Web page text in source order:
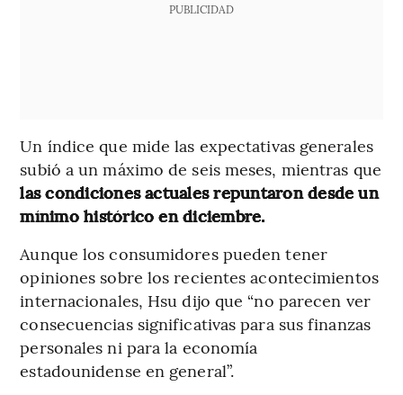
PUBLICIDAD
Un índice que mide las expectativas generales
subió a un máximo de seis meses, mientras que
las condiciones actuales repuntaron desde un
mínimo histórico en diciembre.
Aunque los consumidores pueden tener
opiniones sobre los recientes acontecimientos
internacionales, Hsu dijo que “no parecen ver
consecuencias significativas para sus finanzas
personales ni para la economía
estadounidense en general”.